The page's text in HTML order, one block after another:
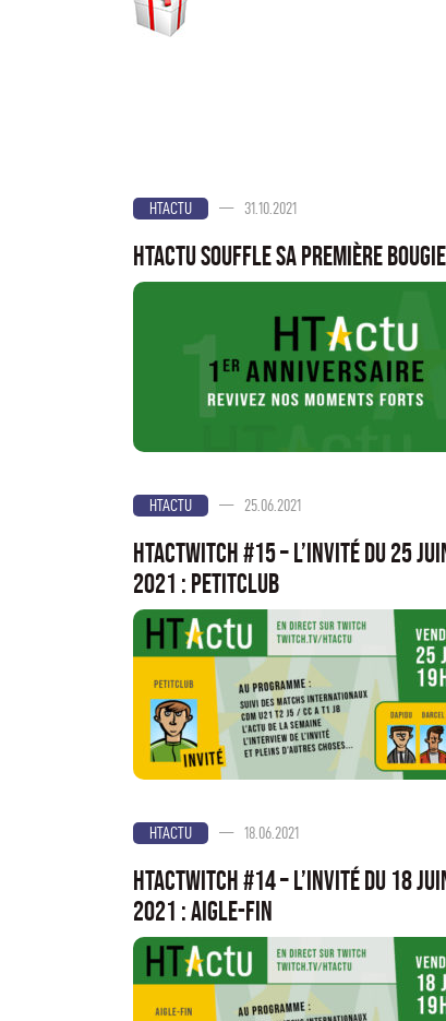
HTACTU — 31.10.2021
HTActu souffle sa première
HTACTU — 25.06.2021
HTActwitch #15 – L’invité du 25
2021 : Petitclub
HTACTU — 18.06.2021
HTActwitch #14 – L’invité du 18
2021 : Aigle-Fin